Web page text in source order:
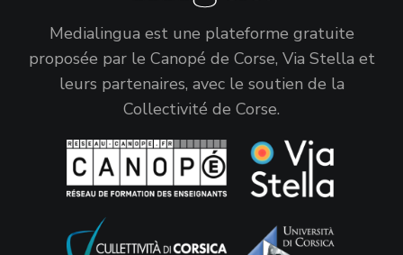
Medialingua est une plateforme gratuite
proposée par le Canopé de Corse, Via Stella et
leurs partenaires, avec le soutien de la
Collectivité de Corse.